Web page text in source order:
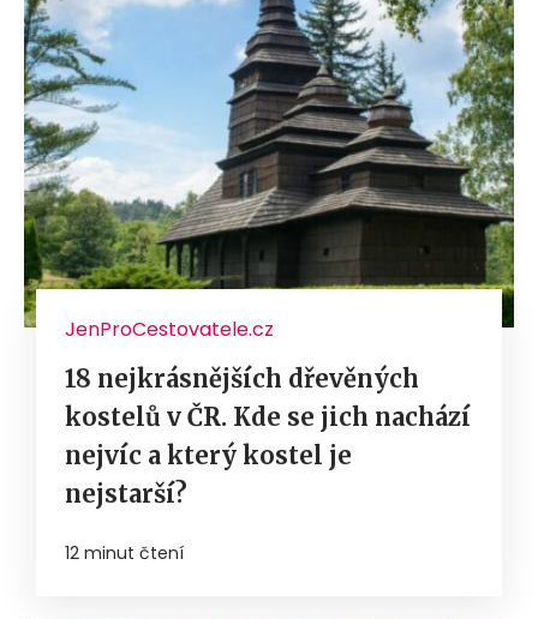
JenProCestovatele.cz
18 nejkrásnějších dřevěných
kostelů v ČR. Kde se jich nachází
nejvíc a který kostel je
nejstarší?
12 minut čtení